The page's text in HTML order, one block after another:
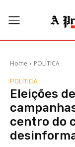
Home POLÍTICA
POLÍTICA
Eleições
centro do